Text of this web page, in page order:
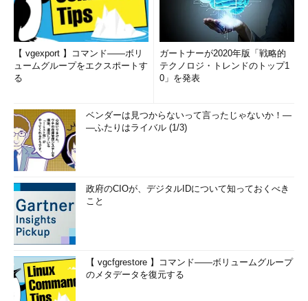
【 vgexport 】コマンド――ボリ
ュームグループをエクスポートす
る
ガートナーが2020年版「戦略的
テクノロジ・トレンドのトップ1
0」を発表
ベンダーは見つからないって言ったじゃないか！―
―ふたりはライバル (1/3)
政府のCIOが、デジタルIDについて知っておくべき
こと
【 vgcfgrestore 】コマンド――ボリュームグループ
のメタデータを復元する